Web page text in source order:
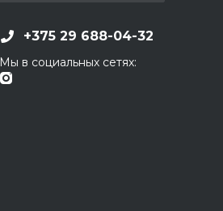
+375 29 688-04-32
Мы в социальных сетях: